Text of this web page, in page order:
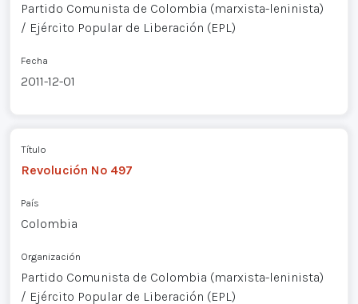
Partido Comunista de Colombia (marxista-leninista)
/ Ejército Popular de Liberación (EPL)
Fecha
2011-12-01
Título
Revolución Nº 497
País
Colombia
Organización
Partido Comunista de Colombia (marxista-leninista)
/ Ejército Popular de Liberación (EPL)